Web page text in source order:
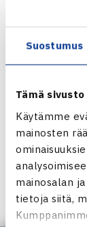
Suostumus
Tämä
Käytämme
mainosten
mainosalan
tietoja siitä,
1.kierrosta:
Kioton
Harri